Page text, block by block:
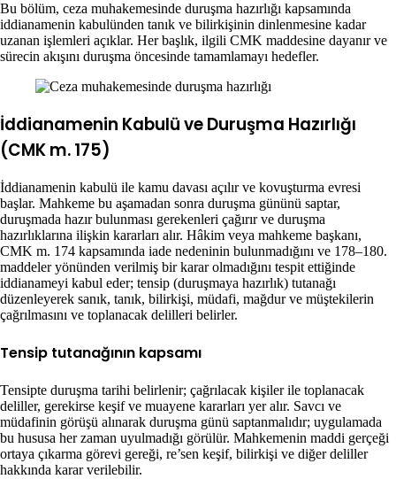
Bu bölüm, ceza muhakemesinde duruşma hazırlığı kapsamında
iddianamenin kabulünden tanık ve bilirkişinin dinlenmesine kadar
uzanan işlemleri açıklar. Her başlık, ilgili CMK maddesine dayanır ve
sürecin akışını duruşma öncesinde tamamlamayı hedefler.
İddianamenin Kabulü ve Duruşma Hazırlığı
(CMK m. 175)
İddianamenin kabulü ile kamu davası açılır ve kovuşturma evresi
başlar. Mahkeme bu aşamadan sonra duruşma gününü saptar,
duruşmada hazır bulunması gerekenleri çağırır ve duruşma
hazırlıklarına ilişkin kararları alır. Hâkim veya mahkeme başkanı,
CMK m. 174 kapsamında iade nedeninin bulunmadığını ve 178–180.
maddeler yönünden verilmiş bir karar olmadığını tespit ettiğinde
iddianameyi kabul eder; tensip (duruşmaya hazırlık) tutanağı
düzenleyerek sanık, tanık, bilirkişi, müdafi, mağdur ve müştekilerin
çağrılmasını ve toplanacak delilleri belirler.
Tensip tutanağının kapsamı
Tensipte duruşma tarihi belirlenir; çağrılacak kişiler ile toplanacak
deliller, gerekirse keşif ve muayene kararları yer alır. Savcı ve
müdafinin görüşü alınarak duruşma günü saptanmalıdır; uygulamada
bu hususa her zaman uyulmadığı görülür. Mahkemenin maddi gerçeği
ortaya çıkarma görevi gereği, re’sen keşif, bilirkişi ve diğer deliller
hakkında karar verilebilir.